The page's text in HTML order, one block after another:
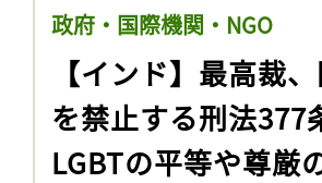
政府・国際機関・NGO
【インド】最高裁
を禁止する刑法377
LGBTの平等や尊厳